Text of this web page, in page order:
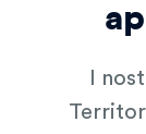
I